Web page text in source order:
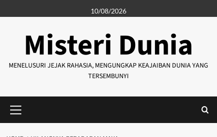
to
10/08/2026
Misteri Dunia
MENELUSURI JEJAK RAHASIA, MENGUNGKAP KEAJAIBAN DUNIA YANG
TERSEMBUNYI
Menu